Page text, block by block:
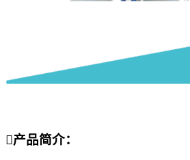
产品简介：